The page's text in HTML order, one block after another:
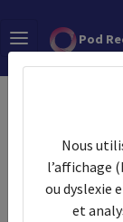
Pod
Champs
Les champs
Nous
l’affichage
ou dyslexie
et